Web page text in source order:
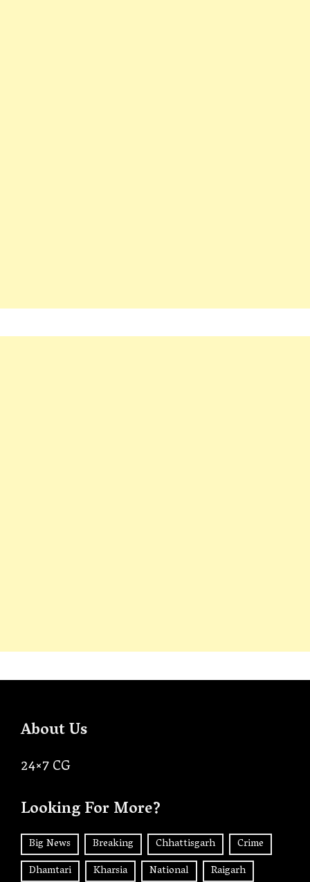
About Us
24×7 CG
Looking For More?
Big News Breaking Chhattisgarh
Crime
Dhamtari
Kharsia National
Raigarh